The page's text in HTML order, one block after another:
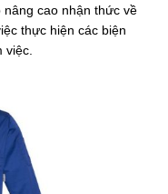
cao nhận thức về
thực hiện các biện